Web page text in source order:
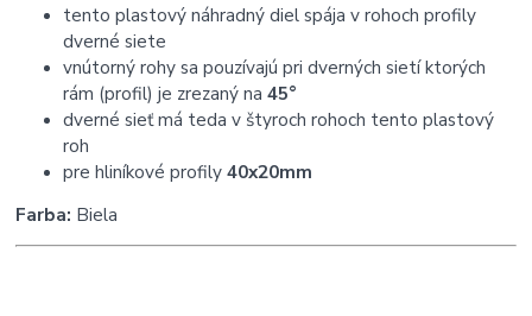
tento plastový náhradný diel spája v rohoch profily
dverné siete
vnútorný rohy sa pouzívajú pri dverných sietí ktorých
rám (profil) je zrezaný na45°
dverné sieť má teda v štyroch rohoch tento plastový
roh
pre hliníkové profily40x20mm
Farba: Biela